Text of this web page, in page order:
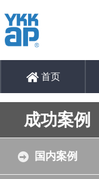
首页
成功案例
国内案例